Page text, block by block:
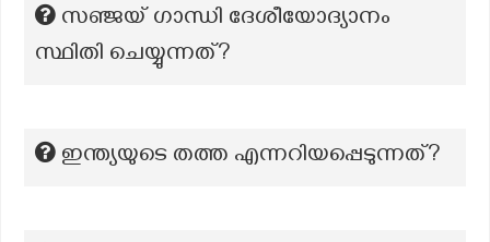
സഞ്ജയ് ഗാന്ധി ദേശീയോദ്യാനം
സ്ഥിതി ചെയ്യുന്നത്?
ഇന്ത്യയുടെ തത്ത എന്നറിയപ്പെടുന്നത്?